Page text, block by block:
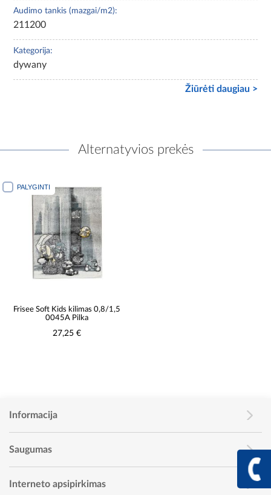
Audimo tankis (mazgai/m2):
211200
Kategorija:
dywany
Žiūrėti daugiau >
Alternatyvios prekės
PALYGINTI
Frisee Soft Kids kilimas 0,8/1,5
0045A Pilka
27,25 €
Informacija
Saugumas
Interneto apsipirkimas
+370 617
Info linija I - V 9:00 -